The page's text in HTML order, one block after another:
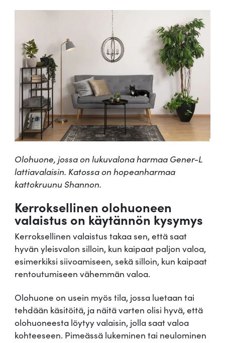
Olohuone, jossa on lukuvalona harmaa Gener-L
lattiavalaisin. Katossa on hopeanharmaa
kattokruunu Shannon.
Kerroksellinen olohuoneen
valaistus on käytännön kysymys
Kerroksellinen valaistus takaa sen, että saat
hyvän yleisvalon silloin, kun kaipaat paljon valoa,
esimerkiksi siivoamiseen, sekä silloin, kun kaipaat
rentoutumiseen vähemmän valoa.
Olohuone on usein myös tila, jossa luetaan tai
tehdään käsitöitä, ja näitä varten olisi hyvä, että
olohuoneesta löytyy valaisin, jolla saat valoa
kohteeseen. Pimeässä lukeminen tai neulominen